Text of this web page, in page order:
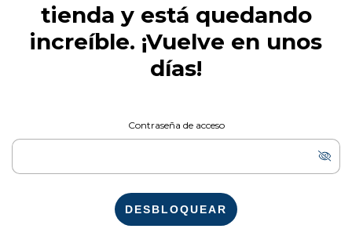
tienda y está quedando
increíble. ¡Vuelve en unos
días!
Contraseña de acceso
DESBLOQUEAR